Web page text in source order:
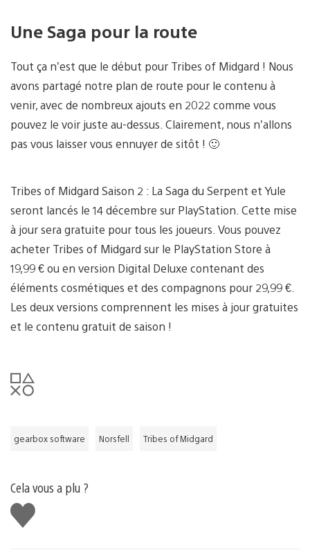
Une Saga pour la route
Tout ça n’est que le début pour Tribes of Midgard ! Nous
avons partagé notre plan de route pour le contenu à
venir, avec de nombreux ajouts en 2022 comme vous
pouvez le voir juste au-dessus. Clairement, nous n’allons
pas vous laisser vous ennuyer de sitôt ! 🙂
Tribes of Midgard Saison 2 : La Saga du Serpent et Yule
seront lancés le 14 décembre sur PlayStation. Cette mise
à jour sera gratuite pour tous les joueurs. Vous pouvez
acheter Tribes of Midgard sur le PlayStation Store à
19,99 € ou en version Digital Deluxe contenant des
éléments cosmétiques et des compagnons pour 29,99 €.
Les deux versions comprennent les mises à jour gratuites
et le contenu gratuit de saison !
gearbox software Norsfell Tribes of Midgard
Cela vous a plu ?
J'aime